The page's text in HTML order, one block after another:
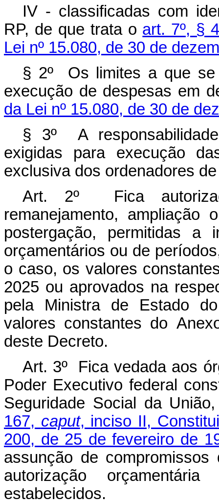
IV - classificadas com
RP, de que trata o art. 7º, §
Lei nº 15.080, de 30 de
§ 2º Os limites a que se
execução de despesas em
da Lei nº 15.080, de 30 de
§ 3º A
exigidas para execução
exclusiva dos ordenadores
Art. 2º Fica
remanejamento,
postergação, permitidas
orçamentários ou de
o caso, os valores
2025 ou aprovados na
pela Ministra de Estado
valores constantes do
deste Decreto.
Art. 3º Fica vedada aos
Poder Executivo federal
Seguridade Social da
167, caput, inciso II,
200, de 25 de fevereiro de
assunção de
autorização
estabelecidos.